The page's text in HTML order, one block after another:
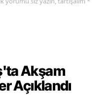
Akşam
Açıklandı